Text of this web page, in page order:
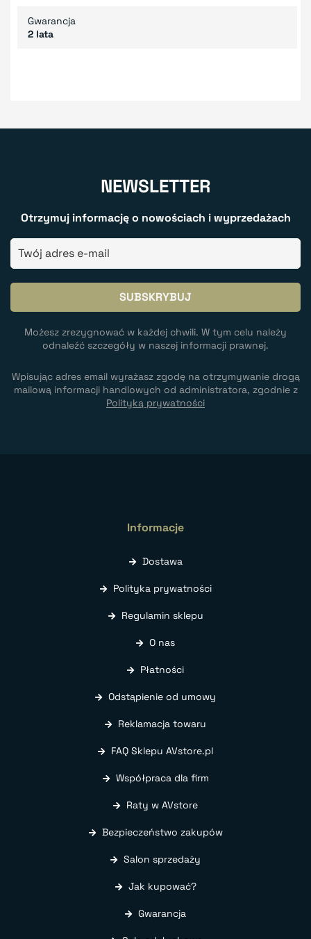
Gwarancja
2 lata
NEWSLETTER
Otrzymuj informację o nowościach i wyprzedażach
Możesz zrezygnować w każdej chwili. W tym celu należy
odnaleźć szczegóły w naszej informacji prawnej.
Wpisując adres email wyrażasz zgodę na otrzymywanie drogą
mailową informacji handlowych od administratora, zgodnie z
Polityką prywatności
Informacje
Dostawa
Polityka prywatności
Regulamin sklepu
O nas
Płatności
Odstąpienie od umowy
Reklamacja towaru
FAQ Sklepu AVstore.pl
Współpraca dla firm
Raty w AVstore
Bezpieczeństwo zakupów
Salon sprzedaży
Jak kupować?
Gwarancja